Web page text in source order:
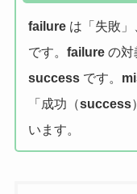
failureは「失敗」
です。 failureの対
successです。
「成功（success
います。